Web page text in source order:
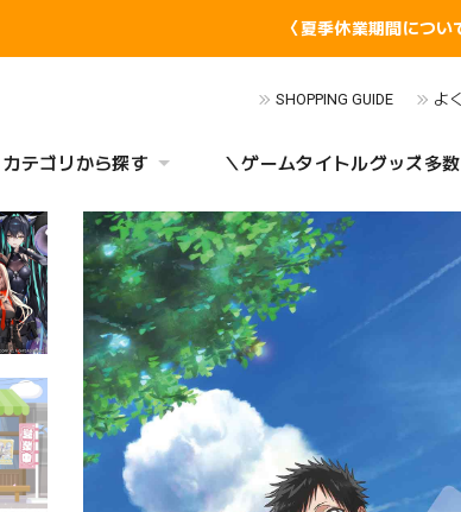
〈夏季休業期間につい
SHOPPING GUIDE よ
カテゴリから探す ＼ゲームタイトルグッズ多